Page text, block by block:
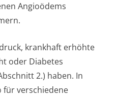
Angioödems
krankhaft erhöhte
oder Diabetes
2.) haben. In
für verschiedene